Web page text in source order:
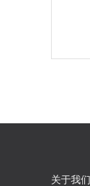
关于我们